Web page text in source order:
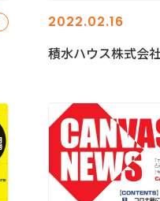
2022.02.16
積水ハウス株式会